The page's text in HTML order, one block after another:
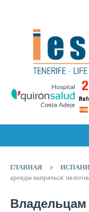
ГЛАВНАЯ
аренды напрячься: